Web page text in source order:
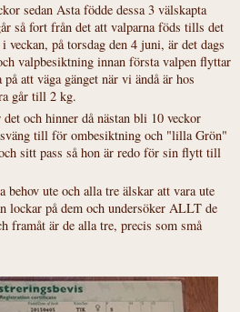
sedan Asta födde dessa 3 välskapta
så fort från det att valparna föds tills det
på torsdag den 4 juni, är det dags
valpbesiktning innan första valpen flyttar
att väga gänget när vi ändå är hos
går till 2 kg.
och hinner då nästan bli 10 veckor
till för ombesiktning och "lilla Grön"
sitt pass så hon är redo för sin flytt till
ute och alla tre älskar att vara ute
lockar på dem och undersöker ALLT de
framåt är de alla tre, precis som små